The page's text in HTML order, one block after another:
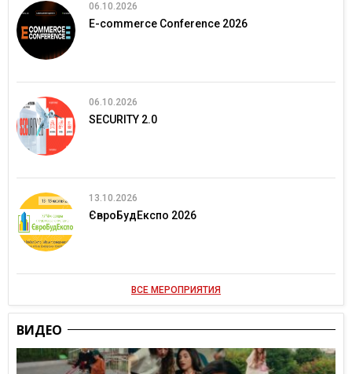
06.10.2026
E-commerce Conference 2026
06.10.2026
SECURITY 2.0
13.10.2026
ЄвроБудЕкспо 2026
ВСЕ МЕРОПРИЯТИЯ
ВИДЕО